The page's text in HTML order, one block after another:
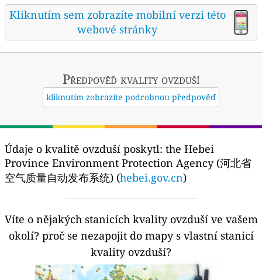
Kliknutím sem zobrazíte mobilní verzi této
webové stránky
Předpověď kvality ovzduší
kliknutím zobrazíte podrobnou předpověď
Údaje o kvalitě ovzduší poskytl: the Hebei
Province Environment Protection Agency (河北省
空气质量自动发布系统) (hebei.gov.cn)
Víte o nějakých stanicích kvality ovzduší ve vašem
okolí? proč se nezapojit do mapy s vlastní stanicí
kvality ovzduší?